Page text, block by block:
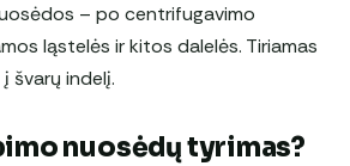
– po centrifugavimo
ląstelės ir kitos dalelės. Tiriamas
švarų indelį.
nuosėdų tyrimas?